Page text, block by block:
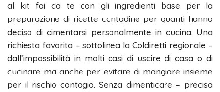
al kit fai da te con gli ingredienti base per la
preparazione di ricette contadine per quanti hanno
deciso di cimentarsi personalmente in cucina. Una
richiesta favorita – sottolinea la Coldiretti regionale –
dall’impossibilità in molti casi di uscire di casa o di
cucinare ma anche per evitare di mangiare insieme
per il rischio contagio. Senza dimenticare – precisa